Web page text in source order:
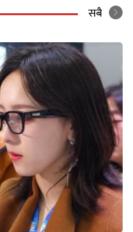
सबै